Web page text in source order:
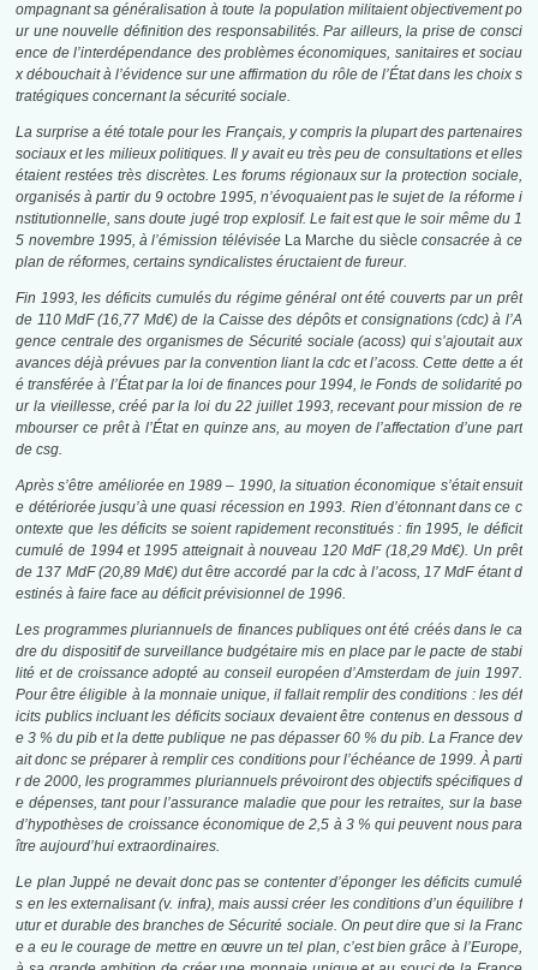
ompagnant sa généralisation à toute la population militaient objectivement po
ur une nouvelle définition des responsabilités. Par ailleurs, la prise de consci
ence de l’interdépendance des problèmes économiques, sanitaires et sociau
x débouchait à l’évidence sur une affirmation du rôle de l’État dans les choix s
tratégiques concernant la sécurité sociale.
La surprise a été totale pour les Français, y compris la plupart des partenaires
sociaux et les milieux politiques. Il y avait eu très peu de consultations et elles
étaient restées très discrètes. Les forums régionaux sur la protection sociale,
organisés à partir du 9 octobre 1995, n’évoquaient pas le sujet de la réforme i
nstitutionnelle, sans doute jugé trop explosif. Le fait est que le soir même du 1
5 novembre 1995, à l’émission télévisée La Marche du siècle consacrée à ce
plan de réformes, certains syndicalistes éructaient de fureur.
Fin 1993, les déficits cumulés du régime général ont été couverts par un prêt
de 110 MdF (16,77 Md€) de la Caisse des dépôts et consignations (cdc) à l’A
gence centrale des organismes de Sécurité sociale (acoss) qui s’ajoutait aux
avances déjà prévues par la convention liant lacdc et l’acoss. Cette dette a ét
é transférée à l’État par la loi de finances pour 1994, le Fonds de solidarité po
ur la vieillesse, créé par la loi du 22 juillet 1993, recevant pour mission de re
mbourser ce prêt à l’État en quinze ans, au moyen de l’affectation d’une part
decsg.
Après s’être améliorée en 1989 – 1990, la situation économique s’était ensuit
e détériorée jusqu’à une quasi récession en 1993. Rien d’étonnant dans ce c
ontexte que les déficits se soient rapidement reconstitués : fin 1995, le déficit
cumulé de 1994 et 1995 atteignait à nouveau 120 MdF (18,29 Md€). Un prêt
de 137 MdF (20,89 Md€) dut être accordé par la cdcà l’acoss, 17 MdF étant d
estinés à faire face au déficit prévisionnel de 1996.
Les programmes pluriannuels de finances publiques ont été créés dans le ca
dre du dispositif de surveillance budgétaire mis en place par le pacte de stabi
lité et de croissance adopté au conseil européen d’Amsterdam de juin 1997.
Pour être éligible à la monnaie unique, il fallait remplir des conditions : les déf
icits publics incluant les déficits sociaux devaient être contenus en dessous d
e 3 % dupib et la dette publique ne pas dépasser 60 % du pib. La France dev
ait donc se préparer à remplir ces conditions pour l’échéance de 1999. À parti
r de 2000, les programmes pluriannuels prévoiront des objectifs spécifiques d
e dépenses, tant pour l’assurance maladie que pour les retraites, sur la base
d’hypothèses de croissance économique de 2,5 à 3 % qui peuvent nous para
ître aujourd’hui extraordinaires.
Le plan Juppé ne devait donc pas se contenter d’éponger les déficits cumulé
s en les externalisant (v. infra), mais aussi créer les conditions d’un équilibre f
utur et durable des branches de Sécurité sociale. On peut dire que si la Franc
e a eu le courage de mettre en œuvre un tel plan, c’est bien grâce à l’Europe,